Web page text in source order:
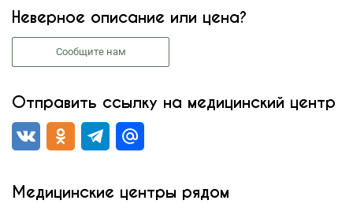
Неверное описание или цена?
Сообщите нам
Отправить ссылку на медицинский центр
Медицинские центры рядом